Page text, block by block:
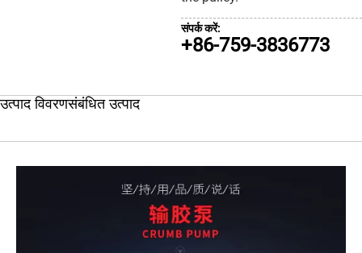
संपर्क करें:
+86-759-3836773
उत्पाद विवरणसंबंधित उत्पाद